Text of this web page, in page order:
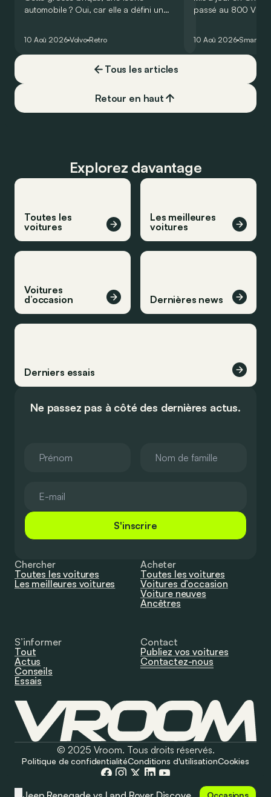
Occasions
automobile ? Oui, car elle a défini un
ne négligeant pas un certain côté BCBG
! Aux Etats-Unis, ce modèle fera un
malheur ! Un coup d’œil sur sa carrière
mesure de son importance : il fut
10 Aoû 2026 Volvo Retro
passé au 800 V !
seulement !
10 Aoû 2026 Smart
Tous les articles
Retour en haut
Explorez davantage
Toutes les
voitures
Les meilleures
voitures
Voitures
d’occasion
Dernières news
Derniers essais
Ne passez pas à côté des dernières actus.
S'inscrire
Chercher
Toutes les voitures
Les meilleures voitures
Acheter
Toutes les voitures
Voitures d’occasion
Voiture neuves
Ancêtres
S’informer
Tout
Actus
Conseils
Essais
Contact
Publiez vos voitures
Contactez-nous
© 2025 Vroom. Tous droits réservés.
Politique de confidentialitéConditions d'utilisationCookies